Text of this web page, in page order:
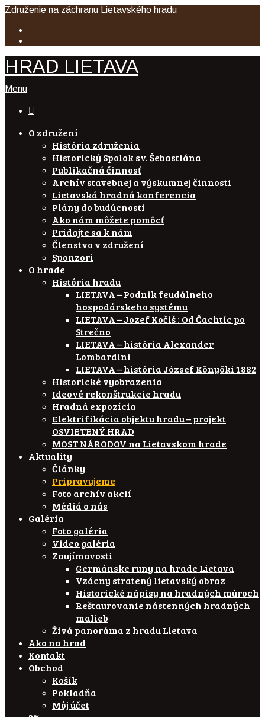
Združenie na záchranu Lietavského hradu
HRAD LIETAVA
Menu

O združení
História združenia
Historický Spolok sv. Šebastiána
Publikačná činnosť
Archív stavebnej a výskumnej činnosti
Lietavská hradná konferencia
Plány do budúcnosti
Ako nám môžete pomôcť
Pridajte sa k nám
Členstvo v združení
Sponzori
O hrade
História hradu
LIETAVA – Podnik feudálneho
hospodárskeho systému
LIETAVA – Jozef Kočiš : Od Čachtíc po
Strečno
LIETAVA – história Alexander
Lombardini
LIETAVA – história József Könyöki 1882
Historické vyobrazenia
Ideové rekonštrukcie hradu
Hradná expozícia
Elektrifikácia objektu hradu – projekt
OSVIETENÝ HRAD
MOST NÁRODOV na Lietavskom hrade
Aktuality
Články
Pripravujeme
Foto archív akcií
Médiá o nás
Galéria
Foto galéria
Video galéria
Zaujímavosti
Germánske runy na hrade Lietava
Vzácny stratený lietavský obraz
Historické nápisy na hradných múroch
Reštaurovanie nástenných hradných
malieb
Živá panoráma z hradu Lietava
Ako na hrad
Kontakt
Obchod
Košík
Pokladňa
Môj účet
2%